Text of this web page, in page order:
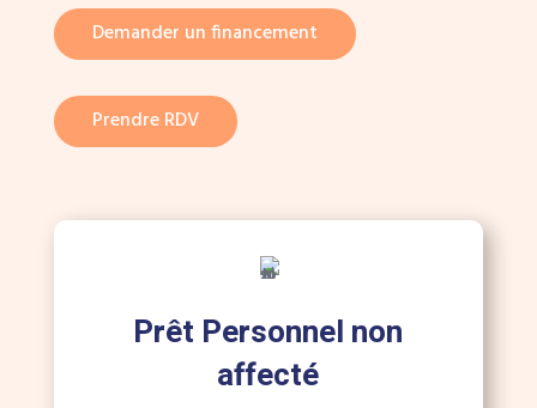
Demander un financement
Prendre RDV
Prêt Personnel non
affecté